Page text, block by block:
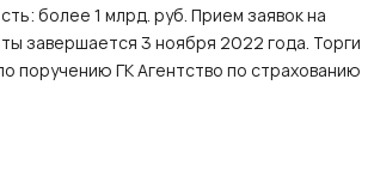
более 1 млрд. руб. Прием заявок на
завершается 3 ноября 2022 года. Торги
поручению ГК Агентство по страхованию